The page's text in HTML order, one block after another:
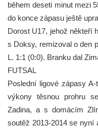
během deseti minut mezi
do konce zápasu ještě
Dorost U17, jehož někteří
s Doksy, remizoval o den
L. 1:1 (0:0). Branku dal
FUTSAL
Poslední ligové zápasy
výkony těsnou prohru
Zadina, a s domácím
soutěž 2013-2014 se